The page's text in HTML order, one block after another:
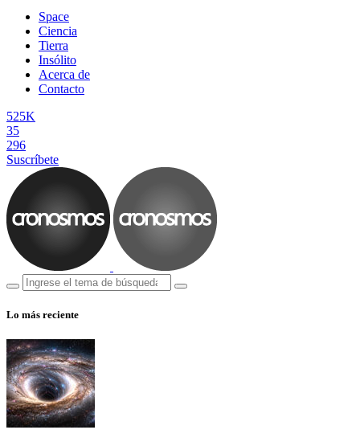
Space
Ciencia
Tierra
Insólito
Acerca de
Contacto
525K
35
296
Suscríbete
Lo más reciente